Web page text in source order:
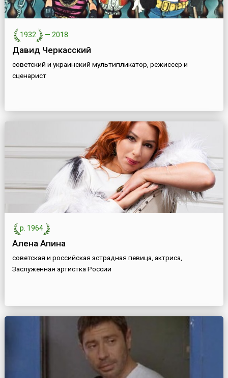
1932 — 2018
Давид Черкасский
советский и украинский мультипликатор, режиссер и
сценарист
р. 1964
Алена Апина
советская и российская эстрадная певица, актриса,
Заслуженная артистка России